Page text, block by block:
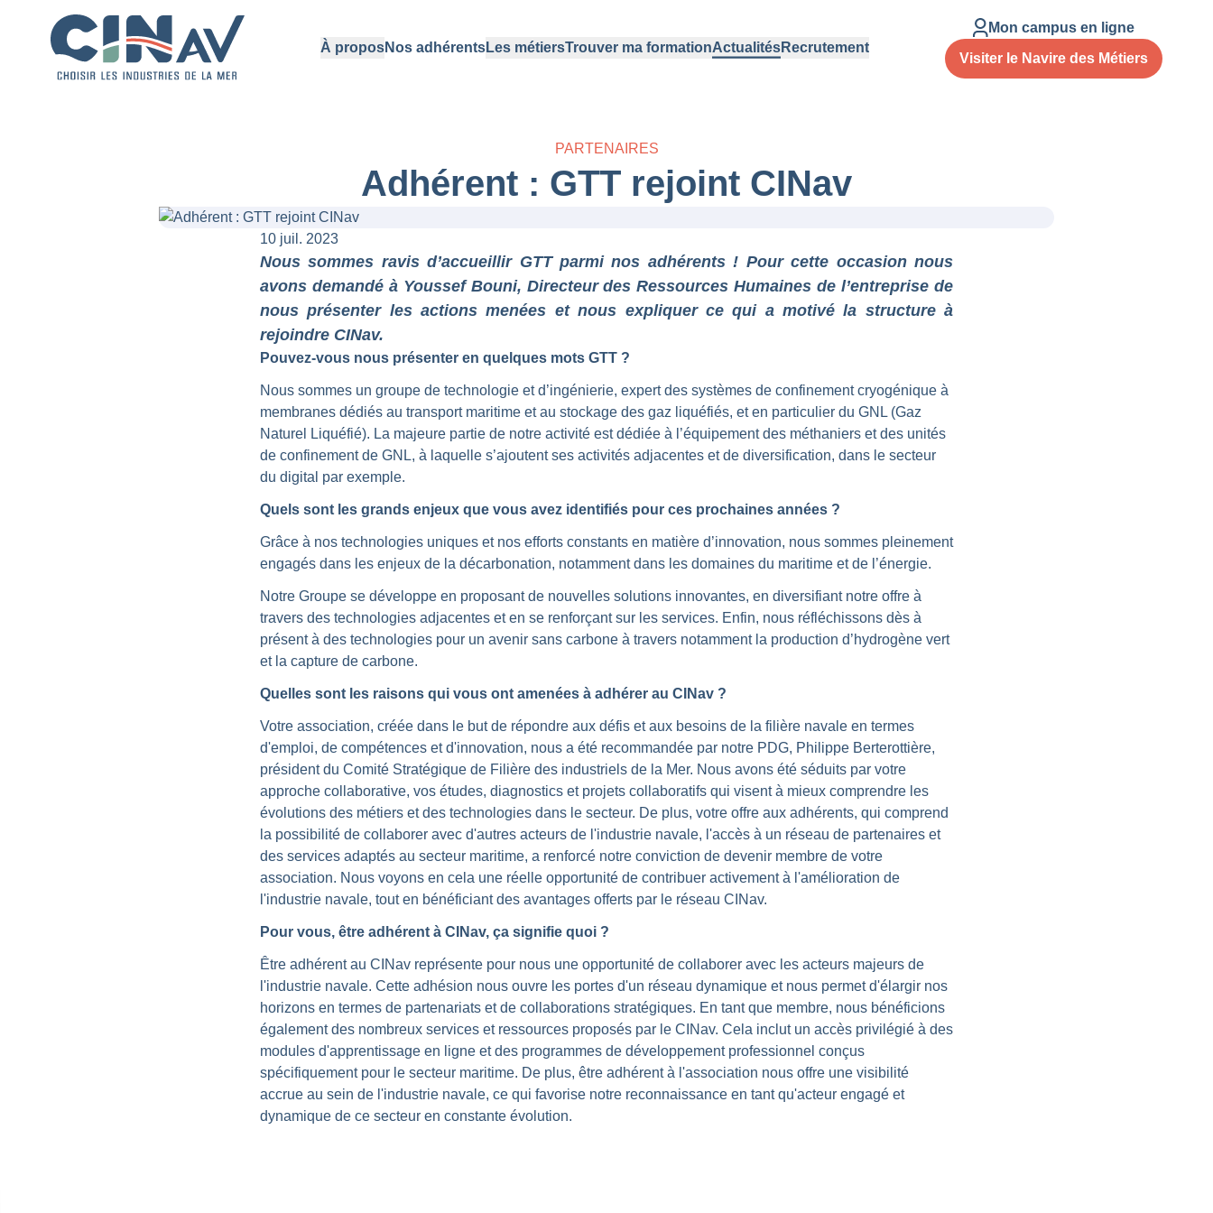
À proposNos adhérentsLes métiersTrouver ma formationActualitésRecrutement
Mon campus en ligne
Visiter le Navire des Métiers
PARTENAIRES
Adhérent : GTT rejoint CINav
10 juil. 2023
Nous sommes ravis d’accueillir GTT parmi nos adhérents ! Pour cette occasion nous
avons demandé à Youssef Bouni, Directeur des Ressources Humaines de l’entreprise de
nous présenter les actions menées et nous expliquer ce qui a motivé la structure à
rejoindre CINav.
Pouvez-vous nous présenter en quelques mots GTT ?
Nous sommes un groupe de technologie et d’ingénierie, expert des systèmes de confinement cryogénique à
membranes dédiés au transport maritime et au stockage des gaz liquéfiés, et en particulier du GNL (Gaz
Naturel Liquéfié). La majeure partie de notre activité est dédiée à l’équipement des méthaniers et des unités
de confinement de GNL, à laquelle s’ajoutent ses activités adjacentes et de diversification, dans le secteur
du digital par exemple.
Quels sont les grands enjeux que vous avez identifiés pour ces prochaines années ?
Grâce à nos technologies uniques et nos efforts constants en matière d’innovation, nous sommes pleinement
engagés dans les enjeux de la décarbonation, notamment dans les domaines du maritime et de l’énergie.
Notre Groupe se développe en proposant de nouvelles solutions innovantes, en diversifiant notre offre à
travers des technologies adjacentes et en se renforçant sur les services. Enfin, nous réfléchissons dès à
présent à des technologies pour un avenir sans carbone à travers notamment la production d’hydrogène vert
et la capture de carbone.
Quelles sont les raisons qui vous ont amenées à adhérer au CINav ?
Votre association, créée dans le but de répondre aux défis et aux besoins de la filière navale en termes
d'emploi, de compétences et d'innovation, nous a été recommandée par notre PDG, Philippe Berterottière,
président du Comité Stratégique de Filière des industriels de la Mer. Nous avons été séduits par votre
approche collaborative, vos études, diagnostics et projets collaboratifs qui visent à mieux comprendre les
évolutions des métiers et des technologies dans le secteur. De plus, votre offre aux adhérents, qui comprend
la possibilité de collaborer avec d'autres acteurs de l'industrie navale, l'accès à un réseau de partenaires et
des services adaptés au secteur maritime, a renforcé notre conviction de devenir membre de votre
association. Nous voyons en cela une réelle opportunité de contribuer activement à l'amélioration de
l'industrie navale, tout en bénéficiant des avantages offerts par le réseau CINav.
Pour vous, être adhérent à CINav, ça signifie quoi ?
Être adhérent au CINav représente pour nous une opportunité de collaborer avec les acteurs majeurs de
l'industrie navale. Cette adhésion nous ouvre les portes d'un réseau dynamique et nous permet d'élargir nos
horizons en termes de partenariats et de collaborations stratégiques. En tant que membre, nous bénéficions
également des nombreux services et ressources proposés par le CINav. Cela inclut un accès privilégié à des
modules d'apprentissage en ligne et des programmes de développement professionnel conçus
spécifiquement pour le secteur maritime. De plus, être adhérent à l'association nous offre une visibilité
accrue au sein de l'industrie navale, ce qui favorise notre reconnaissance en tant qu'acteur engagé et
dynamique de ce secteur en constante évolution.